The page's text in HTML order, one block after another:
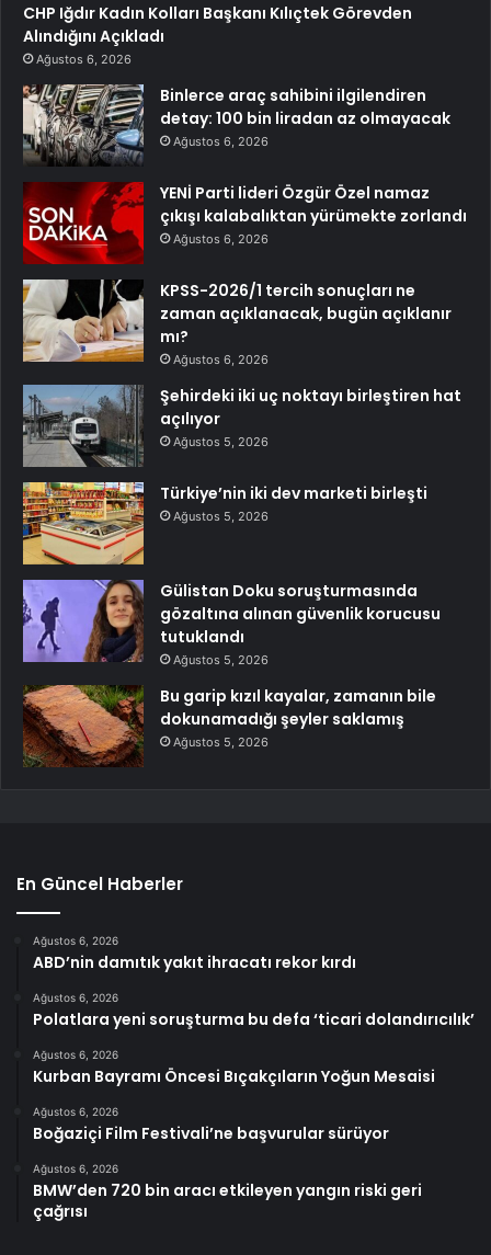
CHP Iğdır Kadın Kolları Başkanı Kılıçtek Görevden
Alındığını Açıkladı
Ağustos 6, 2026
Binlerce araç sahibini ilgilendiren
detay: 100 bin liradan az olmayacak
Ağustos 6, 2026
YENİ Parti lideri Özgür Özel namaz
çıkışı kalabalıktan yürümekte zorlandı
Ağustos 6, 2026
KPSS-2026/1 tercih sonuçları ne
zaman açıklanacak, bugün açıklanır
mı?
Ağustos 6, 2026
Şehirdeki iki uç noktayı birleştiren hat
açılıyor
Ağustos 5, 2026
Türkiye’nin iki dev marketi birleşti
Ağustos 5, 2026
Gülistan Doku soruşturmasında
gözaltına alınan güvenlik korucusu
tutuklandı
Ağustos 5, 2026
Bu garip kızıl kayalar, zamanın bile
dokunamadığı şeyler saklamış
Ağustos 5, 2026
En Güncel Haberler
Ağustos 6, 2026
ABD’nin damıtık yakıt ihracatı rekor kırdı
Ağustos 6, 2026
Polatlara yeni soruşturma bu defa ‘ticari dolandırıcılık’
Ağustos 6, 2026
Kurban Bayramı Öncesi Bıçakçıların Yoğun Mesaisi
Ağustos 6, 2026
Boğaziçi Film Festivali’ne başvurular sürüyor
Ağustos 6, 2026
BMW’den 720 bin aracı etkileyen yangın riski geri
çağrısı